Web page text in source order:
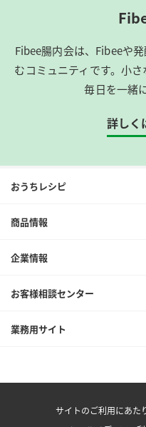
Fibee腸内会は、​Fibeeや
むコミュニティです。​小
毎日を一緒
詳しく
おうちレシピ
商品情報
企業情報
お客様相談センター
業務用サイト
サイトのご利用にあ